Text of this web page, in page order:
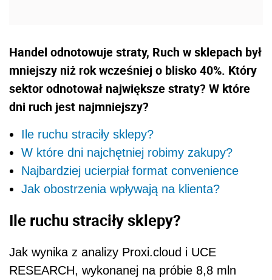
Handel odnotowuje straty, Ruch w sklepach był
mniejszy niż rok wcześniej o blisko 40%. Który
sektor odnotował największe straty? W które
dni ruch jest najmniejszy?
Ile ruchu straciły sklepy?
W które dni najchętniej robimy zakupy?
Najbardziej ucierpiał format convenience
Jak obostrzenia wpływają na klienta?
Ile ruchu straciły sklepy?
Jak wynika z analizy Proxi.cloud i UCE
RESEARCH, wykonanej na próbie 8,8 mln